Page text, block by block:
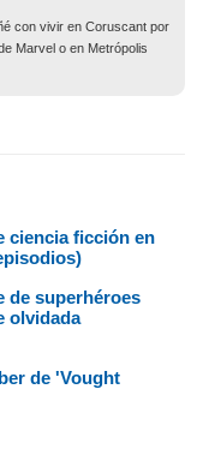
con vivir en Coruscant por
Marvel o en Metrópolis
ciencia ficción en
de superhéroes
olvidada
de 'Vought